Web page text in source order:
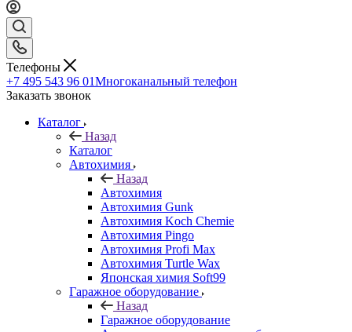
Телефоны
+7 495 543 96 01Многоканальный телефон
Заказать звонок
Каталог
Назад
Каталог
Автохимия
Назад
Автохимия
Автохимия Gunk
Автохимия Koch Chemie
Автохимия Pingo
Автохимия Profi Max
Автохимия Turtle Wax
Японская химия Soft99
Гаражное оборудование
Назад
Гаражное оборудование